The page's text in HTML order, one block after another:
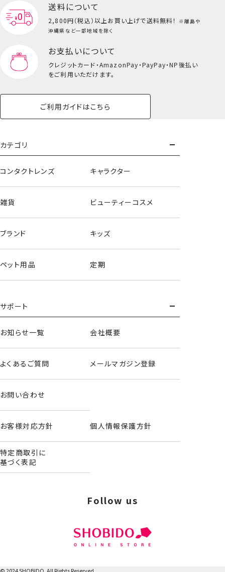
星のカービィ＜ワドルディ＞
サンリオキャラクターズ＜ハローキティ＞
サンリオキャラクターズ＜クロミ＞
送料について
2,800円（税込）以上お買い上げで送料無料！
※離島や
沖縄県など一部地域を除く
お支払いについて
クレジットカード・AmazonPay・PayPay・NP後払い
をご利用いただけます。
ご利用ガイドはこちら
カテゴリ
コンタクトレンズ キャラクター
雑貨 ビューティーコスメ
ブランド キッズ
ペット用品 定期
サポート
お知らせ一覧 会社概要
よくあるご質問 メールマガジン登録
お問い合わせ
お客様対応方針 個人情報保護方針
特定商取引に
基づく表記
Follow us